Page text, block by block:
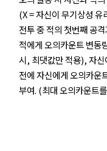
(X = 자신이 무기상성
전투 중 적의 첫번째 공
적에게 오의카운트 변동
시, 최댓값만 적용), 자
전에 자신에게 오의카운
부여. (최대 오의카운트